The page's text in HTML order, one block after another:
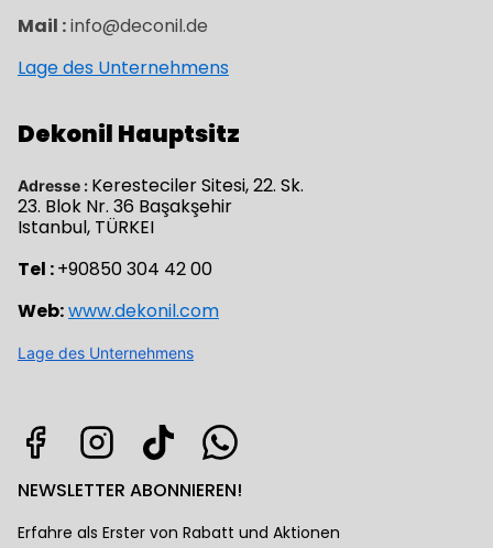
Mail :info@deconil.de
Lage des Unternehmens
Dekonil Hauptsitz
Adresse : Keresteciler Sitesi, 22. Sk.
23. Blok Nr. 36 Başakşehir
Istanbul, TÜRKEI
Tel :+90850 304 42 00
Web:www.dekonil.com
Lage des Unternehmens
NEWSLETTER ABONNIEREN!
Erfahre als Erster von Rabatt und Aktionen